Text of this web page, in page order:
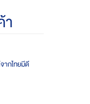
ากไทยมีดี